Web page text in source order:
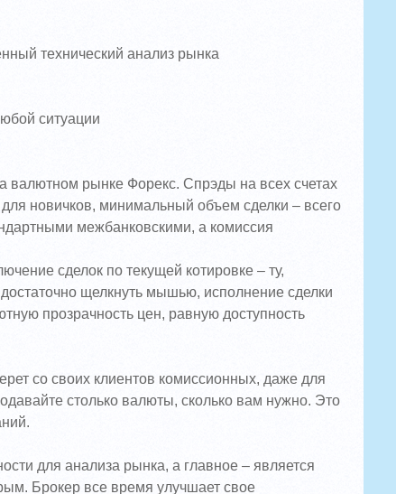
технический анализ рынка
ситуации
валютном рынке Форекс. Спрэды на всех счетах
новичков, минимальный объем сделки – всего
межбанковскими, а комиссия
сделок по текущей котировке – ту,
щелкнуть мышью, исполнение сделки
прозрачность цен, равную доступность
со своих клиентов комиссионных, даже для
столько валюты, сколько вам нужно. Это
для анализа рынка, а главное – является
Брокер все время улучшает свое